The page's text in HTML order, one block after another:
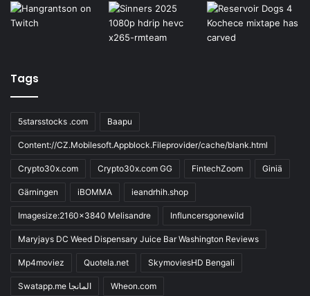
Tags
5starsstocks .com Baapu
Content://CZ.Mobilesoft.Appblock.Fileprovider/cache/blank.html
Crypto30x.com Crypto30x.com GG FintechZoom Giniä
Gärningen iBOMMA ieandrhih.shop
Imagesize:2160x3840 Melisandre Influncersgonewild
Maryjays DC Weed Dispensary Juice Bar Washington Reviews
Mp4moviez Quotela.net SkymoviesHD Bengali
Swatapp.me المانجا Wheon.com